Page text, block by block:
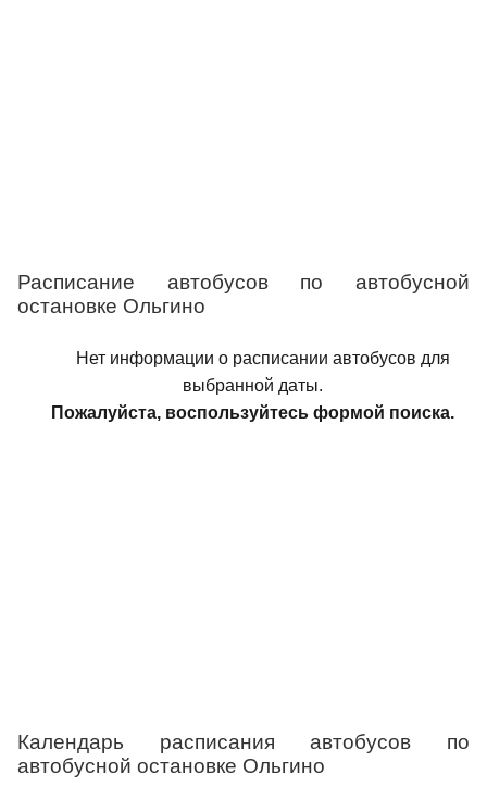
Расписание автобусов по автобусной
остановке Ольгино
Нет информации о расписании автобусов для
выбранной даты.
Пожалуйста, воспользуйтесь формой поиска.
Календарь расписания автобусов по
автобусной остановке Ольгино